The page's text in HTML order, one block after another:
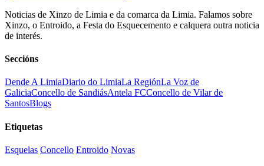
Noticias de Xinzo de Limia e da comarca da Limia. Falamos sobre
Xinzo, o Entroido, a Festa do Esquecemento e calquera outra noticia
de interés.
Seccións
Dende A LimiaDiario do LimiaLa RegiónLa Voz de
GaliciaConcello de SandiásAntela FCConcello de Vilar de
SantosBlogs
Etiquetas
Esquelas Concello Entroido Novas